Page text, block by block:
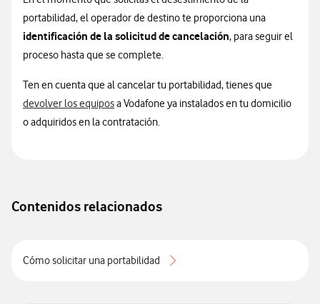
portabilidad, el operador de destino te proporciona una
identificación de la solicitud de cancelación, para seguir el
proceso hasta que se complete.
Ten en cuenta que al cancelar tu portabilidad, tienes que
devolver los equiposa Vodafone ya instalados en tu domicilio
o adquiridos en la contratación.
Contenidos relacionados
Cómo solicitar una portabilidad